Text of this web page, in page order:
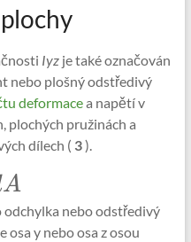
Iyzje také označován
nebo plošný odstředivý
deformacea napětí v
plochých pružinách a
dílech ( 3).
A
odchylka nebo odstředivý
osa y nebo osa z osou